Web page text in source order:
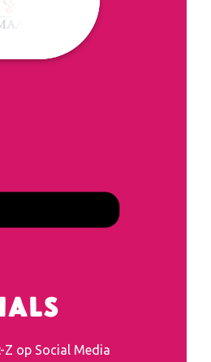
Z op Social Media